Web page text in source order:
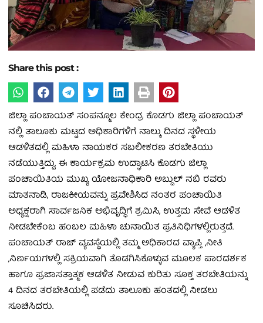
Share this post :
ಜಿಲ್ಲಾ ಪಂಚಾಯತ್ ಸಂಪನ್ಮೂಲ ಕೇಂದ್ರ ಕೊಡಗು ಜಿಲ್ಲಾ ಪಂಚಾಯತ್
ನಲ್ಲಿ ತಾಲೂಕು ಮಟ್ಟದ ಅಧಿಕಾರಿಗಳಿಗೆ ನಾಲ್ಕು ದಿನದ ಸ್ಥಳೀಯ
ಆಡಳಿತದಲ್ಲಿ ಮಹಿಳಾ ನಾಯಕರ ಸಬಲೀಕರಣ ತರಬೇತಿಯು
ನಡೆಯುತ್ತಿದ್ದು, ಈ ಕಾರ್ಯಕ್ರಮ ಉದ್ಘಾಟಿಸಿ ಕೊಡಗು ಜಿಲ್ಲಾ
ಪಂಚಾಯಿತಿಯ ಮುಖ್ಯ ಯೋಜನಾಧಿಕಾರಿ ಅಬ್ದುಲ್ ನಬಿ ರವರು
ಮಾತನಾಡಿ, ರಾಜಕೀಯವನ್ನು ಪ್ರವೇಶಿಸಿದ ನಂತರ ಪಂಚಾಯಿತಿ
ಅಧ್ಯಕ್ಷರಾಗಿ ಸಾರ್ವಜನಿಕ ಅಭಿವೃದ್ಧಿಗೆ ಶ್ರಮಿಸಿ, ಉತ್ತಮ ಸೇವೆ ಆಡಳಿತ
ನೀಡಬೇಕೆಂಬ ಹಂಬಲ ಮಹಿಳಾ ಚುನಾಯಿತ ಪ್ರತಿನಿಧಿಗಳಲ್ಲಿರುತ್ತದೆ.
ಪಂಚಾಯತ್ ರಾಜ್ ವ್ಯವಸ್ಥೆಯಲ್ಲಿ ತಮ್ಮ ಅಧಿಕಾರದ ವ್ಯಾಪ್ತಿ ,ನೀತಿ
,ನಿರ್ಣಯಗಳಲ್ಲಿ ಸಕ್ರಿಯವಾಗಿ ತೊಡಗಿಸಿಕೊಳ್ಳುವ ಮೂಲಕ ಪಾರದರ್ಶಕ
ಹಾಗೂ ಪ್ರಜಾಸತ್ತಾತ್ಮಕ ಆಡಳಿತ ನೀಡುವ ಕುರಿತು ಸೂಕ್ತ ತರಬೇತಿಯನ್ನು
4 ದಿನದ ತರಬೇತಿಯಲ್ಲಿ ಪಡೆದು ತಾಲೂಕು ಹಂತದಲ್ಲಿ ನೀಡಲು
ಸೂಚಿಸಿದರು.